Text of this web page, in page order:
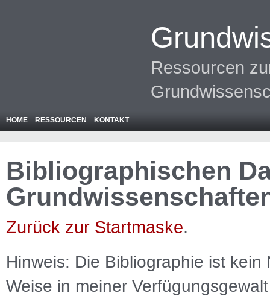
Ressourcen
HOME RESSOURCEN KONTAKT
Bibliographischen
Zurück zur Startmaske.
Hinweis: Die Bibliographie ist kein
Weise in meiner